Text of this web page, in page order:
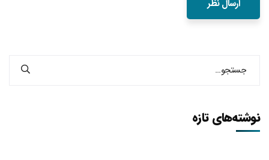
نوشته‌های تازه